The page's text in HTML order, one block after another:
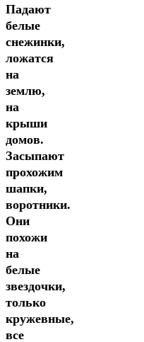
Падают
белые
снежинки,
ложатся
на
землю,
на
крыши
домов.
Засыпают
прохожим
шапки,
воротники.
Они
похожи
на
белые
звездочки,
только
кружевные,
все